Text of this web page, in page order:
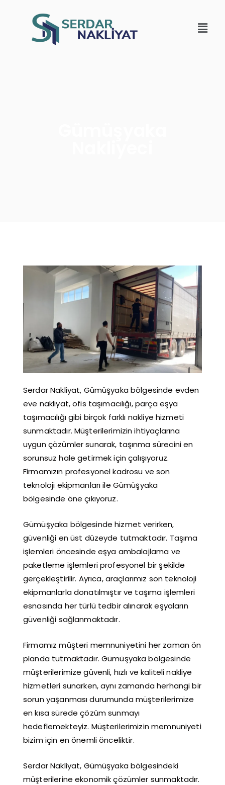
Serdar Nakliyat, Gümüşyaka bölgesinde evden
eve nakliyat, ofis taşımacılığı, parça eşya
taşımacılığı gibi birçok farklı nakliye hizmeti
sunmaktadır. Müşterilerimizin ihtiyaçlarına
uygun çözümler sunarak, taşınma sürecini en
sorunsuz hale getirmek için çalışıyoruz.
Firmamızın profesyonel kadrosu ve son
teknoloji ekipmanları ile Gümüşyaka
bölgesinde öne çıkıyoruz.
Gümüşyaka bölgesinde hizmet verirken,
güvenliği en üst düzeyde tutmaktadır. Taşıma
işlemleri öncesinde eşya ambalajlama ve
paketleme işlemleri profesyonel bir şekilde
gerçekleştirilir. Ayrıca, araçlarımız son teknoloji
ekipmanlarla donatılmıştır ve taşıma işlemleri
esnasında her türlü tedbir alınarak eşyaların
güvenliği sağlanmaktadır.
Firmamız müşteri memnuniyetini her zaman ön
planda tutmaktadır. Gümüşyaka bölgesinde
müşterilerimize güvenli, hızlı ve kaliteli nakliye
hizmetleri sunarken, aynı zamanda herhangi bir
sorun yaşanması durumunda müşterilerimize
en kısa sürede çözüm sunmayı
hedeflemekteyiz. Müşterilerimizin memnuniyeti
bizim için en önemli önceliktir.
Serdar Nakliyat, Gümüşyaka bölgesindeki
müşterilerine ekonomik çözümler sunmaktadır.